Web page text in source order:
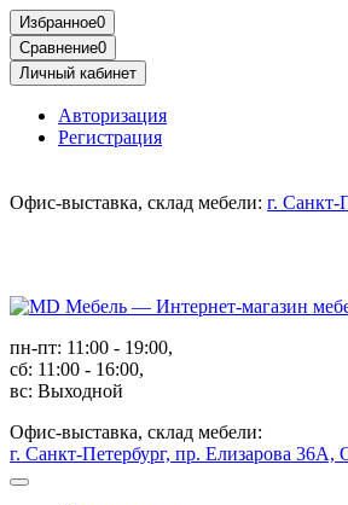
Избранное0
Сравнение0
Личный кабинет
Авторизация
Регистрация
Офис-выставка, склад мебели: г. Санкт-
пн-пт: 11:00 - 19:00,
сб: 11:00 - 16:00,
вс: Выходной
Офис-выставка, склад мебели:
г. Санкт-Петербург, пр. Елизарова 36А,